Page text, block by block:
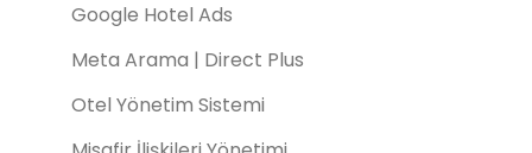
Google Hotel Ads
Meta Arama | Direct Plus
Otel Yönetim Sistemi